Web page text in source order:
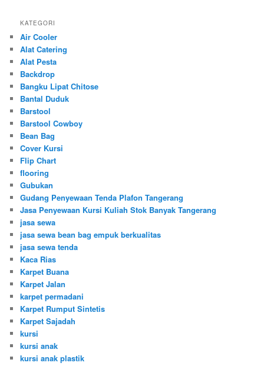
KATEGORI
Air Cooler
Alat Catering
Alat Pesta
Backdrop
Bangku Lipat Chitose
Bantal Duduk
Barstool
Barstool Cowboy
Bean Bag
Cover Kursi
Flip Chart
flooring
Gubukan
Gudang Penyewaan Tenda Plafon Tangerang
Jasa Penyewaan Kursi Kuliah Stok Banyak Tangerang
jasa sewa
jasa sewa bean bag empuk berkualitas
jasa sewa tenda
Kaca Rias
Karpet Buana
Karpet Jalan
karpet permadani
Karpet Rumput Sintetis
Karpet Sajadah
kursi
kursi anak
kursi anak plastik